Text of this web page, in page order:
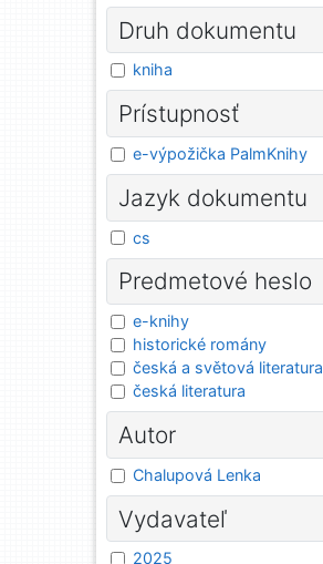
Druh dokumentu
kniha
Prístupnosť
e-výpožička PalmKnihy
Jazyk dokumentu
cs
Predmetové heslo
e-knihy
historické romány
česká a světová literatura
česká literatura
Autor
Chalupová Lenka
Vydavateľ
2025